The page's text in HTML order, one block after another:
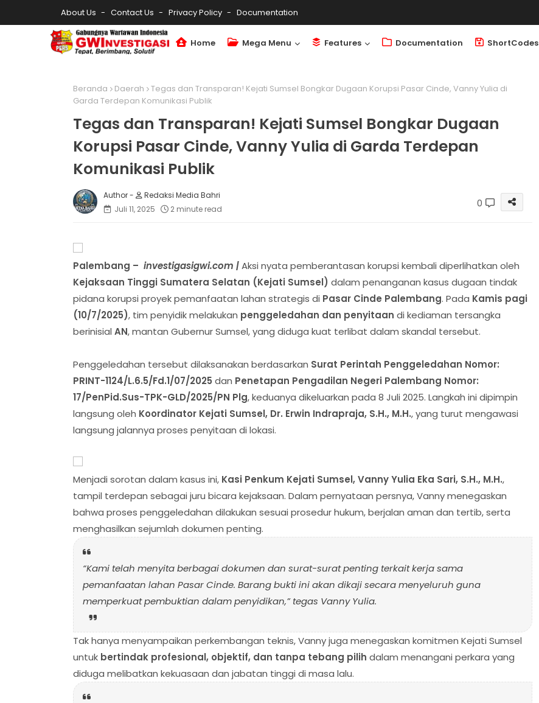
About Us Contact Us Privacy Policy Documentation
Home Mega Menu Features Documentation ShortCodes
Beranda Daerah
Tegas dan Transparan! Kejati Sumsel Bongkar Dugaan Korupsi Pasar Cinde, Vanny Yulia di
Garda Terdepan Komunikasi Publik
Tegas dan Transparan! Kejati Sumsel Bongkar Dugaan
Korupsi Pasar Cinde, Vanny Yulia di Garda Terdepan
Komunikasi Publik
Redaksi Media Bahri
Juli 11, 2025
2 minute read 0
Palembang – investigasigwi.com |Aksi nyata pemberantasan korupsi kembali diperlihatkan oleh
Kejaksaan Tinggi Sumatera Selatan (Kejati Sumsel) dalam penanganan kasus dugaan tindak
pidana korupsi proyek pemanfaatan lahan strategis di Pasar Cinde Palembang. Pada Kamis pagi
(10/7/2025), tim penyidik melakukan penggeledahan dan penyitaan di kediaman tersangka
berinisial AN, mantan Gubernur Sumsel, yang diduga kuat terlibat dalam skandal tersebut.
Penggeledahan tersebut dilaksanakan berdasarkan Surat Perintah Penggeledahan Nomor:
PRINT-1124/L.6.5/Fd.1/07/2025 dan Penetapan Pengadilan Negeri Palembang Nomor:
17/PenPid.Sus-TPK-GLD/2025/PN Plg, keduanya dikeluarkan pada 8 Juli 2025. Langkah ini dipimpin
langsung oleh Koordinator Kejati Sumsel, Dr. Erwin Indrapraja, S.H., M.H., yang turut mengawasi
langsung jalannya proses penyitaan di lokasi.
Menjadi sorotan dalam kasus ini, Kasi Penkum Kejati Sumsel, Vanny Yulia Eka Sari, S.H., M.H.,
tampil terdepan sebagai juru bicara kejaksaan. Dalam pernyataan persnya, Vanny menegaskan
bahwa proses penggeledahan dilakukan sesuai prosedur hukum, berjalan aman dan tertib, serta
menghasilkan sejumlah dokumen penting.
“Kami telah menyita berbagai dokumen dan surat-surat penting terkait kerja sama
pemanfaatan lahan Pasar Cinde. Barang bukti ini akan dikaji secara menyeluruh guna
memperkuat pembuktian dalam penyidikan,”tegas Vanny Yulia.
Tak hanya menyampaikan perkembangan teknis, Vanny juga menegaskan komitmen Kejati Sumsel
untuk bertindak profesional, objektif, dan tanpa tebang pilih dalam menangani perkara yang
diduga melibatkan kekuasaan dan jabatan tinggi di masa lalu.